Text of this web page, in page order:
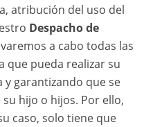
atribución del uso del
Despacho de
a cabo todas las
que pueda realizar su
garantizando que se
hijo o hijos. Por ello,
caso, solo tiene que